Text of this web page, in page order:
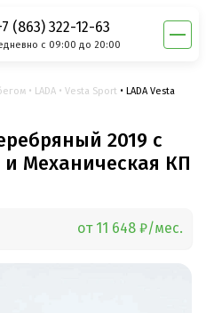
(863) 322-12-63
с 09:00 до 20:00
LADA Vesta Sport
LADA Vesta
2019 с
и Механическая КП
от 11 648 ₽/мес.